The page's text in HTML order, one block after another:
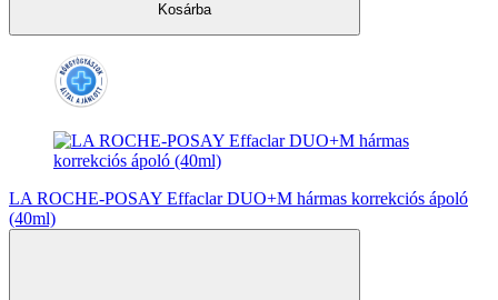
Kosárba
LA ROCHE-POSAY Effaclar DUO+M hármas korrekciós ápoló
(40ml)